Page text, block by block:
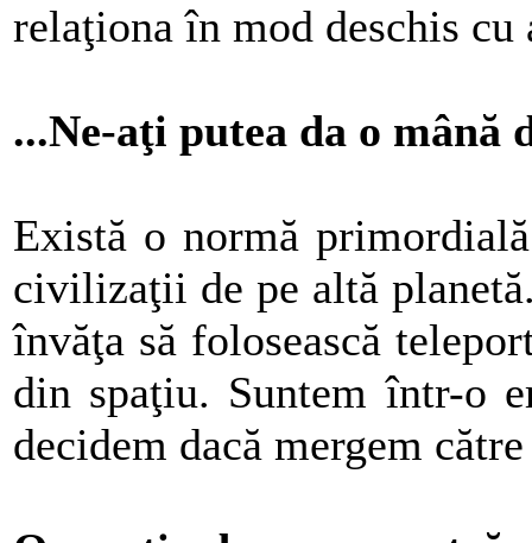
relaţiona în mod deschis
...Ne-aţi putea da o mână
Există o normă
civilizaţii de pe altă
învăţa să folosească
din spaţiu. Suntem într-o
decidem dacă mergem